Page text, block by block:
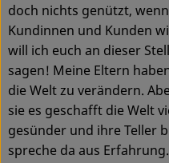
doch nichts genützt,
Kundinnen und Kunden
will ich euch an dieser
sagen! Meine Eltern
die Welt zu verändern.
sie es geschafft die Welt
gesünder und ihre Teller
spreche da aus Erfahrung.